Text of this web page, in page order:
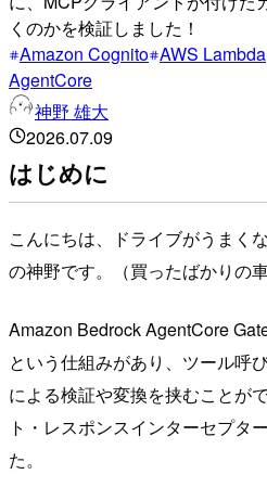
くのかを検証しました！
Amazon Cognito AWS Lambda
AgentCore
神野 雄大
2026.07.09
はじめに
こんにちは、ドライブがうまく
の神野です。（買ったばかりの
Amazon Bedrock AgentCore
という仕組みがあり、ツール呼
による検証や変換を挟むことが
ト・レスポンスインターセプタ
た。